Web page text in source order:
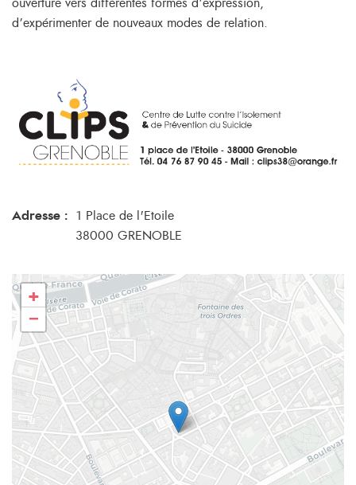
ouverture vers différentes formes d’expression,
d’expérimenter de nouveaux modes de relation.
Adresse :
1 Place de l'Etoile
38000 GRENOBLE
+
−